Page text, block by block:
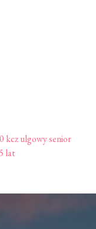
kcz ulgowy senior
lat